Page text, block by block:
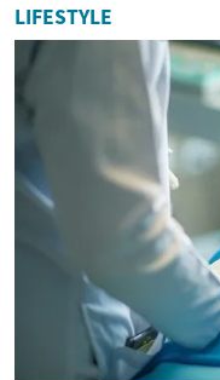
LIFESTYLE